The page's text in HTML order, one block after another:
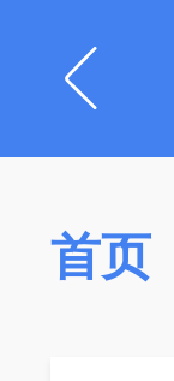
首页